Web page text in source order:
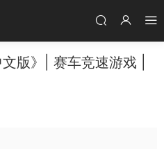
版》| 赛车竞速游戏 |